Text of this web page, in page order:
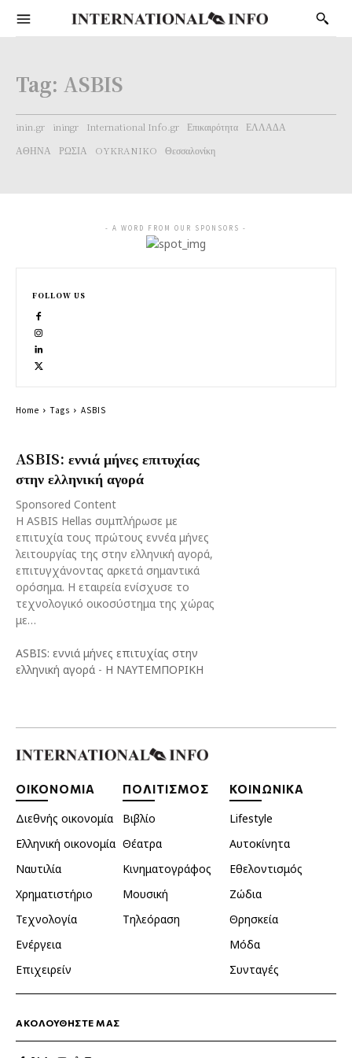
Tag: ASBIS
inin.gr iningr International Info.gr Επικαιρότητα
ΕΛΛΑΔΑ
ΑΘΗΝΑ
ΡΩΣΙΑ OYKRANIKO Θεσσαλονίκη
ASBIS: εννιά μήνες επιτυχίας
στην ελληνική αγορά
Sponsored Content
Η ASBIS Hellas συμπλήρωσε με
επιτυχία τους πρώτους εννέα μήνες
λειτουργίας της στην ελληνική αγορά,
επιτυγχάνοντας αρκετά σημαντικά
ορόσημα. Η εταιρεία ενίσχυσε το
τεχνολογικό οικοσύστημα της χώρας
με…
ASBIS: εννιά μήνες επιτυχίας στην
ελληνική αγορά - Η ΝΑΥΤΕΜΠΟΡΙΚΗ
- A WORD FROM OUR SPONSORS -
FOLLOW US
Home Tags ASBIS
ΟΙΚΟΝΟΜΙΑ
Διεθνής οικονομία
Ελληνική οικονομία
Ναυτιλία
Χρηματιστήριο
Τεχνολογία
Ενέργεια
Επιχειρείν
ΠΟΛΙΤΙΣΜΟΣ
Βιβλίο
Θέατρα
Κινηματογράφος
Μουσική
Τηλεόραση
ΚΟΙΝΩΝΙΚΑ
Lifestyle
Αυτοκίνητα
Εθελοντισμός
Ζώδια
Θρησκεία
Μόδα
Συνταγές
ΑΚΟΛΟΥΘΗΣΤΕ ΜΑΣ